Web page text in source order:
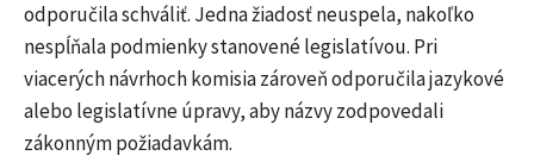
odporučila schváliť. Jedna žiadosť neuspela, nakoľko
nespĺňala podmienky stanovené legislatívou. Pri
viacerých návrhoch komisia zároveň odporučila jazykové
alebo legislatívne úpravy, aby názvy zodpovedali
zákonným požiadavkám.